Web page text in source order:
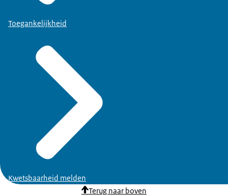
Toegankelijkheid
Kwetsbaarheid melden
Terug naar boven